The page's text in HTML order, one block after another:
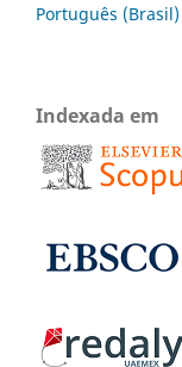
Português (Brasil)
Indexada em